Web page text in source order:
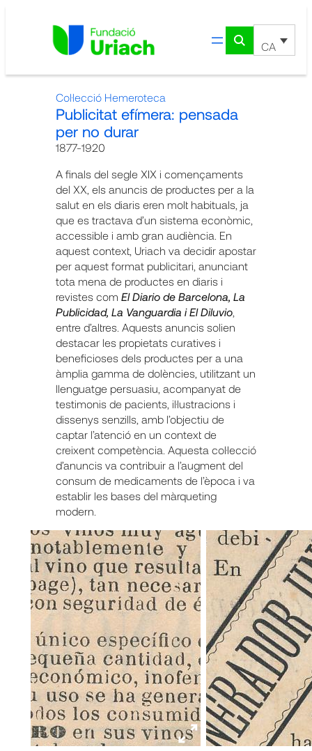
CA
Col·lecció Hemeroteca
Publicitat efímera: pensada
per no durar
1877-1920
A finals del segle XIX i començaments
del XX, els anuncis de productes per a la
salut en els diaris eren molt habituals, ja
que es tractava d’un sistema econòmic,
accessible i amb gran audiència. En
aquest context, Uriach va decidir apostar
per aquest format publicitari, anunciant
tota mena de productes en diaris i
revistes com El Diario de Barcelona, La
Publicidad, La Vanguardia i El Diluvio,
entre d’altres. Aquests anuncis solien
destacar les propietats curatives i
beneficioses dels productes per a una
àmplia gamma de dolències, utilitzant un
llenguatge persuasiu, acompanyat de
testimonis de pacients, il·lustracions i
dissenys senzills, amb l’objectiu de
captar l’atenció en un context de
creixent competència. Aquesta col·lecció
d’anuncis va contribuir a l’augment del
consum de medicaments de l’època i va
establir les bases del màrqueting
modern.